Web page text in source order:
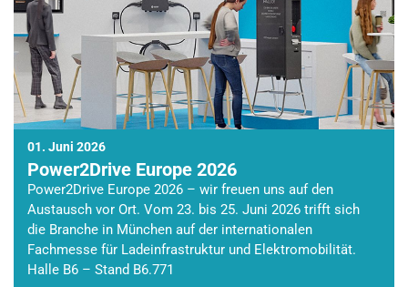
01. Juni 2026
Power2Drive Europe 2026
Power2Drive Europe 2026 – wir freuen uns auf den
Austausch vor Ort. Vom 23. bis 25. Juni 2026 trifft sich
die Branche in München auf der internationalen
Fachmesse für Ladeinfrastruktur und Elektromobilität.
Halle B6 – Stand B6.771